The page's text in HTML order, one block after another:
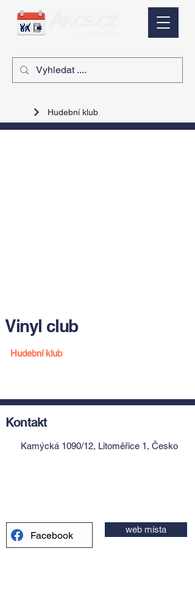
Hudební klub
Vinyl club
Hudební klub
Kontakt
Kamýcká 1090/12, Litoměřice 1, Česko
Facebook web místa